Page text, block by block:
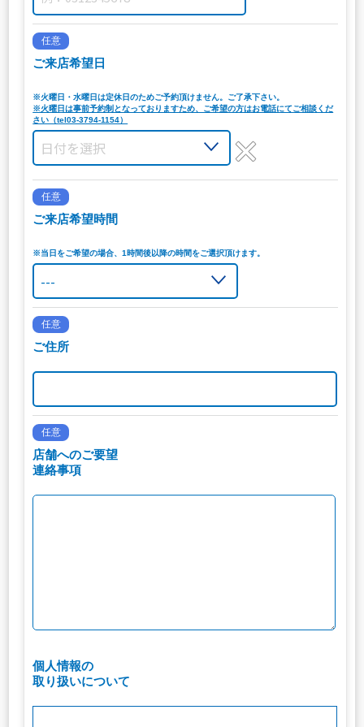
任意
ご来店希望日
※火曜日・水曜日は定休日のためご予約頂けません。ご了承下さい。
※火曜日は事前予約制となっておりますため、ご希望の方はお電話にてご相談くだ
さい（tel03-3794-1154）
任意
ご来店希望時間
※当日をご希望の場合、1時間後以降の時間をご選択頂けます。
任意
ご住所
任意
店舗へのご要望
連絡事項
個人情報の
取り扱いについて